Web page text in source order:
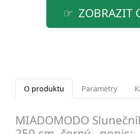
ZOBRAZIT
O produktu Parametry
MIADOMODO